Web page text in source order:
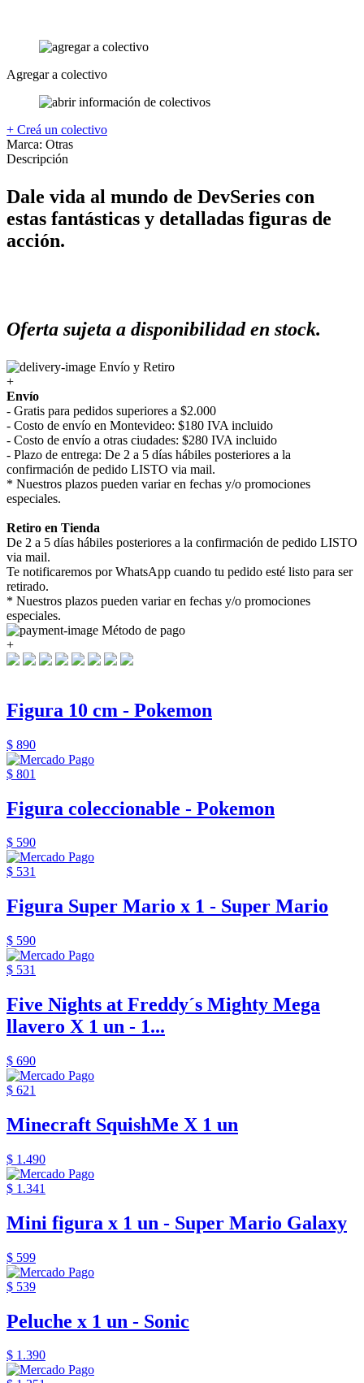
Agregar a colectivo
+ Creá un colectivo
Marca: Otras
Descripción
Dale vida al mundo de DevSeries con
estas fantásticas y detalladas figuras de
acción.
Oferta sujeta a disponibilidad en stock.
Envío y Retiro
+
Envío
- Gratis para pedidos superiores a $2.000
- Costo de envío en Montevideo: $180 IVA incluido
- Costo de envío a otras ciudades: $280 IVA incluido
- Plazo de entrega: De 2 a 5 días hábiles posteriores a la
confirmación de pedido LISTO via mail.
* Nuestros plazos pueden variar en fechas y/o promociones
especiales.
Retiro en Tienda
De 2 a 5 días hábiles posteriores a la confirmación de pedido LISTO
via mail.
Te notificaremos por WhatsApp cuando tu pedido esté listo para ser
retirado.
* Nuestros plazos pueden variar en fechas y/o promociones
especiales.
Método de pago
+
Figura 10 cm - Pokemon
$ 890
$ 801
Figura coleccionable - Pokemon
$ 590
$ 531
Figura Super Mario x 1 - Super Mario
$ 590
$ 531
Five Nights at Freddy´s Mighty Mega
llavero X 1 un - 1...
$ 690
$ 621
Minecraft SquishMe X 1 un
$ 1.490
$ 1.341
Mini figura x 1 un - Super Mario Galaxy
$ 599
$ 539
Peluche x 1 un - Sonic
$ 1.390